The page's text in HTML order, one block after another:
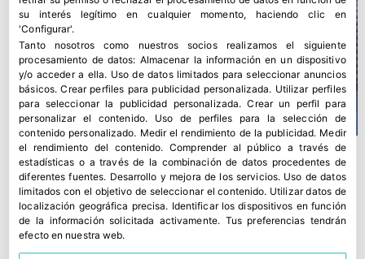
su interés legítimo en cualquier momento, haciendo clic en
'Configurar'.
Tanto nosotros como nuestros socios realizamos el siguiente
procesamiento de datos: Almacenar la información en un dispositivo
y/o acceder a ella. Uso de datos limitados para seleccionar anuncios
básicos.Crear perfiles para publicidad personalizada. Utilizar perfiles
para seleccionar la publicidad personalizada.Crear un perfil para
personalizar el contenido. Uso de perfiles para la selección de
contenido personalizado. Medir el rendimiento de la publicidad. Medir
el rendimiento del contenido.Comprender al público a través de
estadísticas o a través de la combinación de datos procedentes de
diferentes fuentes. Desarrollo y mejora de los servicios. Uso de datos
limitados con el objetivo de seleccionar el contenido. Utilizar datos de
localización geográfica precisa. Identificar los dispositivos en función
de la información solicitada activamente. Tus preferencias tendrán
efecto en nuestra web.